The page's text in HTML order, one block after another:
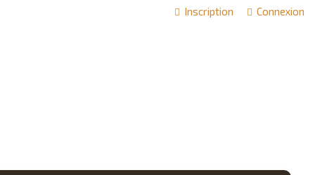
Connexion
Inscription